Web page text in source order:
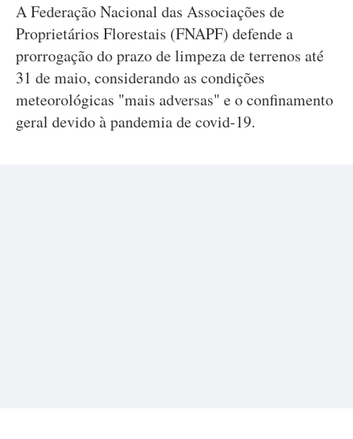
A Federação Nacional das Associações de
Proprietários Florestais (FNAPF) defende a
prorrogação do prazo de limpeza de terrenos até
31 de maio, considerando as condições
meteorológicas "mais adversas" e o confinamento
geral devido à pandemia de covid-19.